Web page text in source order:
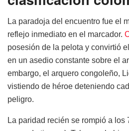
La paradoja del encuentro fue el
reflejo inmediato en el marcador.
posesión de la pelota y convirtió
en un asedio constante sobre el
embargo, el arquero congoleño,
vistiendo de héroe deteniendo
peligro.
La paridad recién se rompió a los